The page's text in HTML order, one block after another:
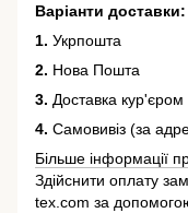
Варіанти доставки:
1. Укрпошта
2. Нова Пошта
3. Доставка
4. Самовивіз (за
Більше інформації
Здійснити оплату
tex.com за